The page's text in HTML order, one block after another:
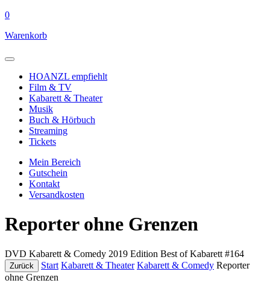
0
Warenkorb
HOANZL empfiehlt
Film & TV
Kabarett & Theater
Musik
Buch & Hörbuch
Streaming
Tickets
Mein Bereich
Gutschein
Kontakt
Versandkosten
Reporter ohne Grenzen
DVD Kabarett & Comedy 2019 Edition Best of Kabarett #164
Zurück Start Kabarett & Theater Kabarett & Comedy Reporter
ohne Grenzen